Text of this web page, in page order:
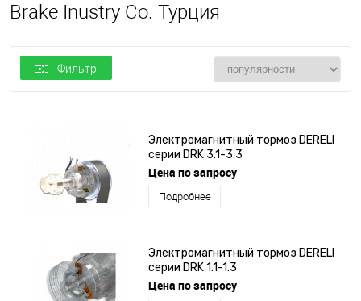
Brake Inustry Co. Турция
Фильтр
Электромагнитный тормоз DERELI
серии DRK 3.1-3.3
Цена по запросу
Подробнее
Электромагнитный тормоз DERELI
серии DRK 1.1-1.3
Цена по запросу